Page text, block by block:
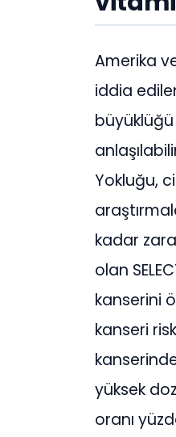
Amerika
iddia
Yokluğu,
kadar
olan
kanserini
kanseri
yüksek
oranı